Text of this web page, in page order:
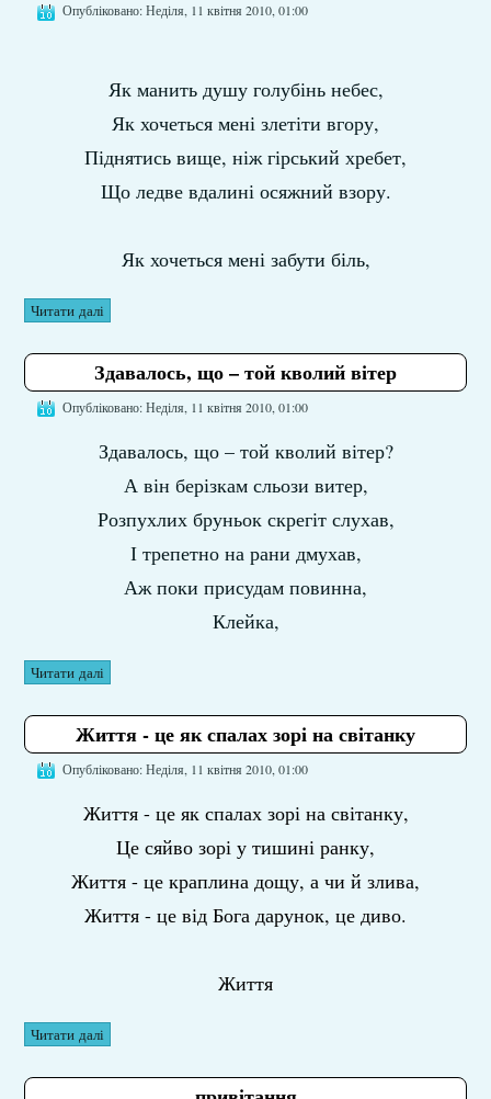
Опубліковано: Неділя, 11 квітня 2010, 01:00
Як манить душу голубінь небес,
Як хочеться мені злетіти вгору,
Піднятись вище, ніж гірський хребет,
Що ледве вдалині осяжний взору.
Як хочеться мені забути біль,
Читати далі
Здавалось, що – той кволий вітер
Опубліковано: Неділя, 11 квітня 2010, 01:00
Здавалось, що – той кволий вітер?
А він берізкам сльози витер,
Розпухлих бруньок скрегіт слухав,
І трепетно на рани дмухав,
Аж поки присудам повинна,
Клейка,
Читати далі
Життя - це як спалах зорі на світанку
Опубліковано: Неділя, 11 квітня 2010, 01:00
Життя - це як спалах зорі на світанку,
Це сяйво зорі у тишині ранку,
Життя - це краплина дощу, а чи й злива,
Життя - це від Бога дарунок, це диво.
Життя
Читати далі